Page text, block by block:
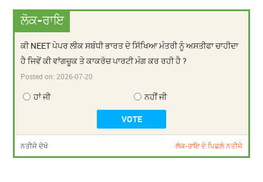
ਲੋਕ-ਰਾਇ
ਕੀ NEET ਪੇਪਰ ਲੀਕ ਸਬੰਧੀ ਭਾਰਤ ਦੇ ਸਿੱਖਿਆ ਮੰਤਰੀ ਨੂੰ ਅਸਤੀਫਾ ਚਾਹੀਦਾ
ਹੈ ਜਿਵੇਂ ਕੀ ਵਾਂਗਚੂਕ ਤੇ ਕਾਕਰੋਚ ਪਾਰਟੀ ਮੰਗ ਕਰ ਰਹੀ ਹੈ ?
Posted on:2026-07-20
ਹਾਂ ਜੀ ਨਹੀਂ ਜੀ
ਨਤੀਜੇ ਦੇਖੋ ਲੋਕ-ਰਾਇ ਦੇ ਪਿਛਲੇ ਨਤੀਜੇ